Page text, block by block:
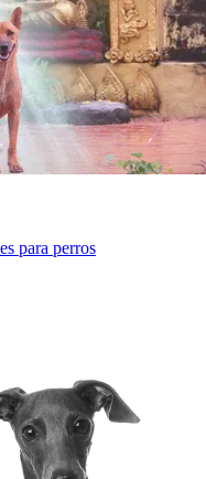
para perros